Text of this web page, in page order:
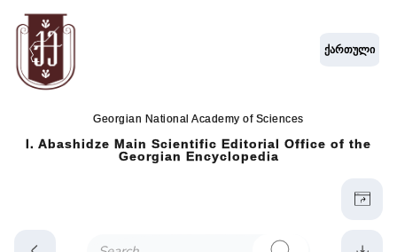
Georgian National Academy of Sciences
I. Abashidze Main Scientific Editorial Office of the
Georgian Encyclopedia
ქართული